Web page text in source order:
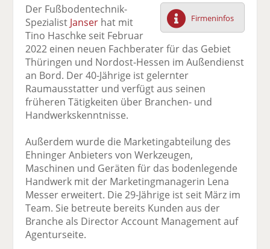
a
uf
F
ac
e
b
o
o
te
il
e
n
t
wi
tt
er
n
a
uf
Li
n
k
di
n
e
p
er
E
m
ai
d
n
D
ru
n
Firmeninfos
Der Fußbodentechnik-
Spezialist Janser hat mit
Tino Haschke seit Februar
2022 einen neuen Fachberater für das Gebiet
Thüringen und Nordost-Hessen im Außendienst
an Bord. Der 40-Jährige ist gelernter
Raumausstatter und verfügt aus seinen
früheren Tätigkeiten über Branchen- und
Handwerkskenntnisse.
Außerdem wurde die Marketingabteilung des
Ehninger Anbieters von Werkzeugen,
Maschinen und Geräten für das bodenlegende
Handwerk mit der Marketingmanagerin Lena
Messer erweitert. Die 29-Jährige ist seit März im
Team. Sie betreute bereits Kunden aus der
Branche als Director Account Management auf
Agenturseite.